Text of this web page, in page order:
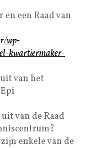
een Raad van
wp-
kwartiermaker-
van het
van de Raad
enkele van de